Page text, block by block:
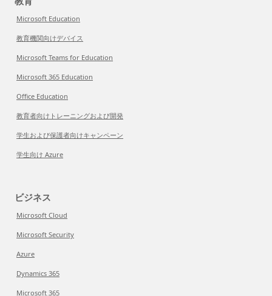
Microsoft Education
教育機関向けデバイス
Microsoft Teams for Education
Microsoft 365 Education
Office Education
教育者向けトレーニングおよび開発
学生および保護者向けキャンペーン
学生向け Azure
ビジネス
Microsoft Cloud
Microsoft Security
Azure
Dynamics 365
Microsoft 365